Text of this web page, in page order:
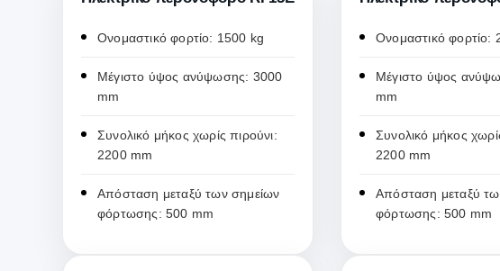
Ονομαστικό φορτίο: 1500 kg
Μέγιστο ύψος ανύψωσης: 3000
mm
Συνολικό μήκος χωρίς πιρούνι:
2200 mm
Απόσταση μεταξύ των σημείων
φόρτωσης: 500 mm
Ονομαστικό φορτίο:
Μέγιστο ύψος
mm
Συνολικό μήκος
2200 mm
Απόσταση μεταξύ
φόρτωσης: 500 mm